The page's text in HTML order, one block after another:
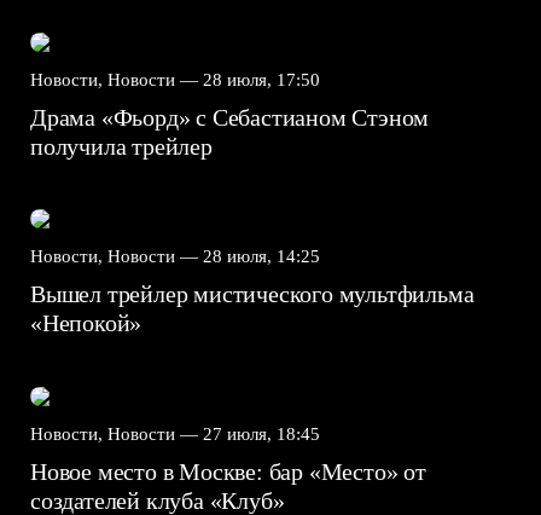
Новости, Новости — 28 июля, 17:50
Драма «Фьорд» с Себастианом Стэном
получила трейлер
Новости, Новости — 28 июля, 14:25
Вышел трейлер мистического мультфильма
«Непокой»
Новости, Новости — 27 июля, 18:45
Новое место в Москве: бар «Место» от
создателей клуба «Клуб»